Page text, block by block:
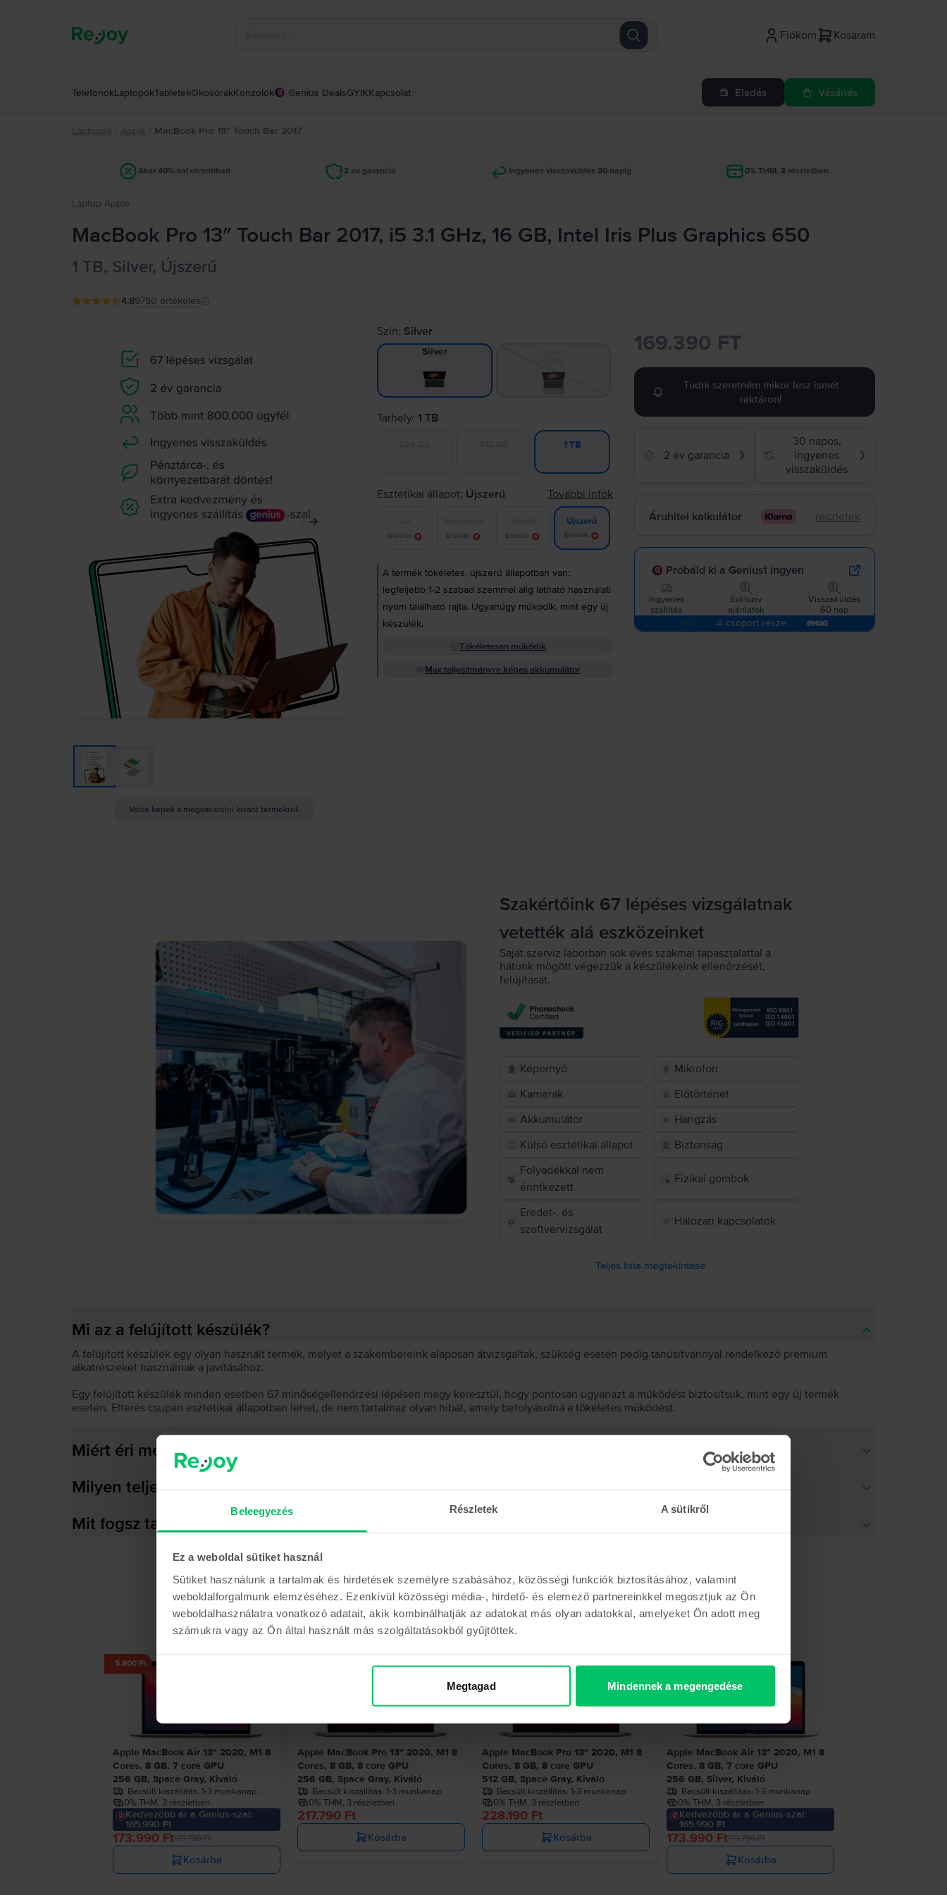
Beleegyezés Részletek A sütikről
Ez a weboldal sütiket használ
Sütiket használunk a tartalmak és hirdetések személyre szabásához, közösségi funkciók biztosításához, valamint
weboldalforgalmunk elemzéséhez. Ezenkívül közösségi média-, hirdető- és elemező partnereinkkel megosztjuk az Ön
weboldalhasználatra vonatkozó adatait, akik kombinálhatják az adatokat más olyan adatokkal, amelyeket Ön adott meg
számukra vagy az Ön által használt más szolgáltatásokból gyűjtöttek.
Megtagad Mindennek a megengedése
Fiókom Kosaram
TelefonokLaptopokTabletekOkosórákKonzolok Genius DealsGYIKKapcsolat Eladás Vásárlás
Laptopok / Apple / MacBook Pro 13″ Touch Bar 2017
Akár 40%-kal olcsóbban 2 év garancia Ingyenes visszaküldés 30 napig 0% THM, 3 részletben
Laptop Apple
MacBook Pro 13″ Touch Bar 2017, i5 3.1 GHz, 16 GB, Intel Iris Plus Graphics 650
1 TB, Silver, Újszerű
4.89750 értékelés
Valós képek a megvásárolni kívánt termékről.
Szín: Silver
Silver
Tárhely: 1 TB
1 TB
Esztétikai állapot: Újszerű További infók
Értesítés Értesítés Értesítés
Újszerű
Értesítés
A termék tökéletes, újszerű állapotban van;
legfeljebb 1-2 szabad szemmel alig látható használati
nyom található rajta. Ugyanúgy működik, mint egy új
készülék.
Tökéletesen működik
Max teljesítményre képes akkumulátor
169.390 FT
Tudni szeretném mikor lesz ismét
raktáron!
2 év garancia ❯
30 napos,
ingyenes
visszaküldés
❯
Áruhitel kalkulátor részletek
Próbáld ki a Geniust ingyen
Ingyenes
szállítás
Exkluzív
ajánlatok
Visszaküldés
60 nap
A csoport része
Szakértőink 67 lépéses vizsgálatnak
vetették alá eszközeinket
Saját szerviz laborban sok éves szakmai tapasztalattal a
hátunk mögött végezzük a készülékeink ellenőrzését,
felújítását.
Képernyő
Mikrofon
Kamerák
Előtörténet
Akkumulátor
Hangzás
Külső esztétikai állapot
Biztonság
Folyadékkal nem
érintkezett
Fizikai gombok
Eredet-, és
szoftvervizsgálat
Hálózati kapcsolatok
Teljes lista megtekintése
Mi az a felújított készülék?
A felújított készülék egy olyan használt termék, melyet a szakembereink alaposan átvizsgáltak, szükség esetén pedig tanúsítvánnyal rendelkező prémium
alkatrészeket használnak a javításához.
Egy felújított készülék minden esetben 67 minőségellenőrzési lépésen megy keresztül, hogy pontosan ugyanazt a működést biztosítsuk, mint egy új termék
esetén. Eltérés csupán esztétikai állapotban lehet, de nem tartalmaz olyan hibát, amely befolyásolná a tökéletes működést.
Miért éri meg felújított készüléket választanod?
Milyen teljesítményre képes az akkumulátor?
Mit fogsz találni a dobozban?
Hasonló termékek
- 5.800 Ft
Apple MacBook Air 13″ 2020, M1 8
Cores, 8 GB, 7 core GPU
256 GB, Space Gray, Kiváló
Becsült kiszállítás: 1-3 munkanap
0% THM, 3 részletben
Kedvezőbb ár a Genius-szal:
165.990 Ft
173.990 Ft179.790 Ft
Kosárba
Apple MacBook Pro 13″ 2020, M1 8
Cores, 8 GB, 8 core GPU
256 GB, Space Gray, Kiváló
Becsült kiszállítás: 1-3 munkanap
0% THM, 3 részletben
217.790 Ft
Kosárba
Apple MacBook Pro 13″ 2020, M1 8
Cores, 8 GB, 8 core GPU
512 GB, Space Gray, Kiváló
Becsült kiszállítás: 1-3 munkanap
0% THM, 3 részletben
228.190 Ft
Kosárba
- 5.800 Ft
Apple MacBook Air 13″ 2020, M1 8
Cores, 8 GB, 7 core GPU
256 GB, Silver, Kiváló
Becsült kiszállítás: 1-3 munkanap
0% THM, 3 részletben
Kedvezőbb ár a Genius-szal:
165.990 Ft
173.990 Ft179.790 Ft
Kosárba